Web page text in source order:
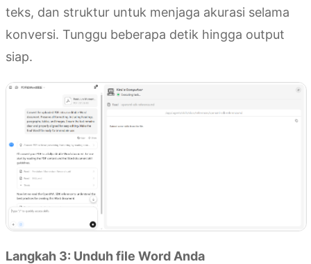
teks, dan struktur untuk menjaga akurasi selama
konversi. Tunggu beberapa detik hingga output
siap.
Langkah 3: Unduh file Word Anda